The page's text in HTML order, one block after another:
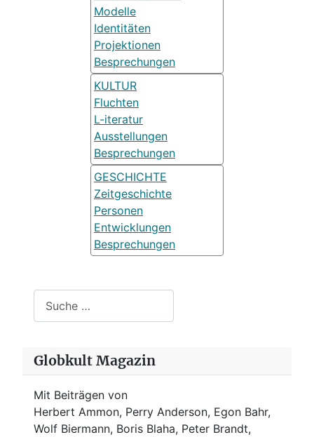
Modelle
Identitäten
Projektionen
Besprechungen
KULTUR
Fluchten
L-iteratur
Ausstellungen
Besprechungen
GESCHICHTE
Zeitgeschichte
Personen
Entwicklungen
Besprechungen
Globkult Magazin
Mit Beiträgen von
Herbert Ammon, Perry Anderson, Egon Bahr,
Wolf Biermann, Boris Blaha, Peter Brandt,